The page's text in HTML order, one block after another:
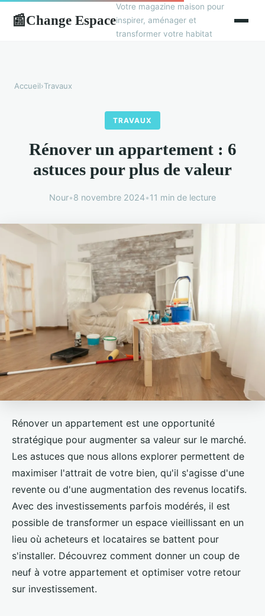
📰Change Espace
Votre magazine maison pour
inspirer, aménager et
transformer votre habitat
Accueil›Travaux
TRAVAUX
Rénover un appartement : 6
astuces pour plus de valeur
Nour•8 novembre 2024•11 min de lecture
Rénover un appartement est une opportunité
stratégique pour augmenter sa valeur sur le marché.
Les astuces que nous allons explorer permettent de
maximiser l'attrait de votre bien, qu'il s'agisse d'une
revente ou d'une augmentation des revenus locatifs.
Avec des investissements parfois modérés, il est
possible de transformer un espace vieillissant en un
lieu où acheteurs et locataires se battent pour
s'installer. Découvrez comment donner un coup de
neuf à votre appartement et optimiser votre retour
sur investissement.